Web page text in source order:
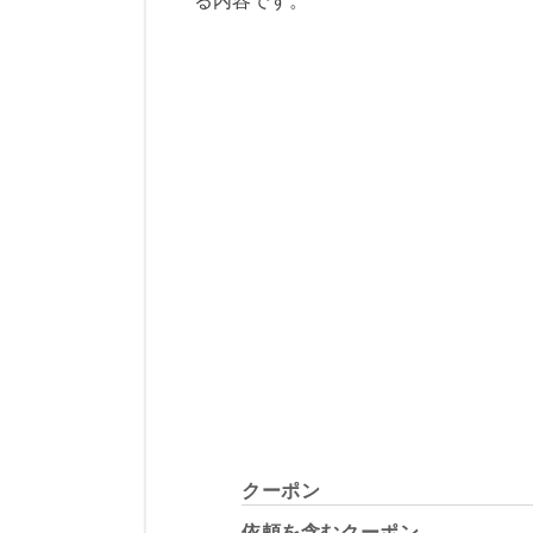
クーポン